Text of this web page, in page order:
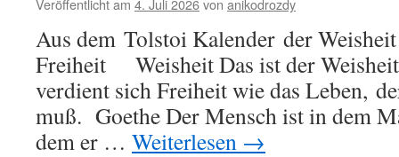
Veröffentlicht am 4. Juli 2026von anikodrozdy
Aus dem Tolstoi Kalender der
Freiheit Weisheit Das ist der
verdient sich Freiheit wie das Leben,
muß. Goethe Der Mensch ist in dem
dem er … Weiterlesen →